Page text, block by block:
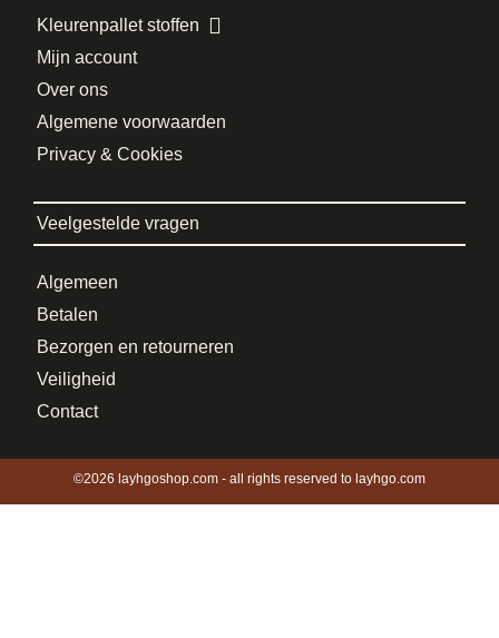
Kleurenpallet stoffen
Mijn account
Over ons
Algemene voorwaarden
Privacy & Cookies
Veelgestelde vragen
Algemeen
Betalen
Bezorgen en retourneren
Veiligheid
Contact
©2026 layhgoshop.com - all rights reserved to layhgo.com